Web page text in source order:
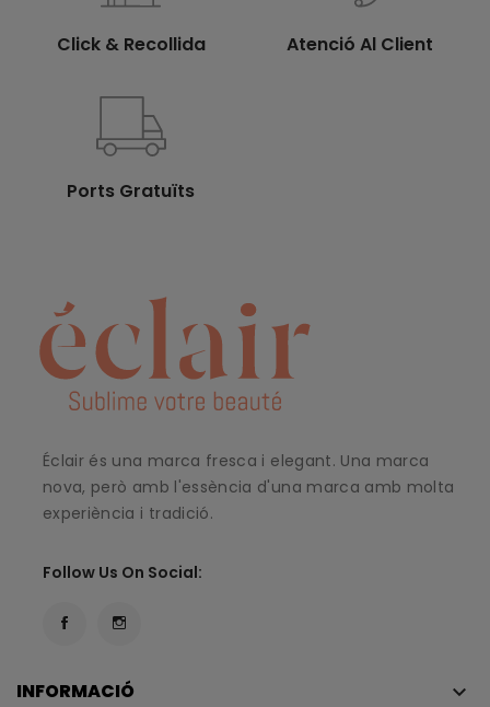
Click & Recollida Atenció Al Client
Ports Gratuïts
Éclair és una marca fresca i elegant. Una marca
nova, però amb l'essència d'una marca amb molta
experiència i tradició.
Follow Us On Social:
INFORMACIÓ keyboard_arrow_down